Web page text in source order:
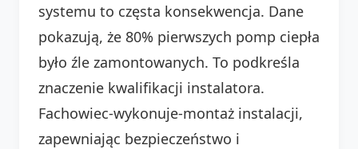
systemu to częsta konsekwencja. Dane
pokazują, że 80% pierwszych pomp ciepła
było źle zamontowanych. To podkreśla
znaczenie kwalifikacji instalatora.
Fachowiec-wykonuje-montaż instalacji,
zapewniając bezpieczeństwo i